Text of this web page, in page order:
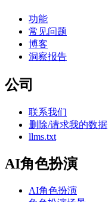
功能
常见问题
博客
洞察报告
公司
联系我们
删除/请求我的数据
llms.txt
AI角色扮演
AI角色扮演